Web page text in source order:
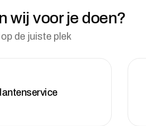
wij voor je doen?
de juiste plek